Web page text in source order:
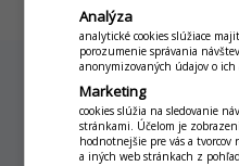
Neváhajte
Analýza
analytické cookies slúžiace
porozumenie správania
anonymizovaných údajov o ich
Marketing
cookies slúžia na sledovanie
stránkami. Účelom je
hodnotnejšie pre vás a
a iných web stránkach z